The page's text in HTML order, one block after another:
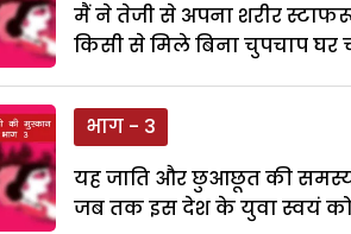
मैं ने तेजी से अपना शरीर
किसी से मिले बिना चुपचाप घर
भाग - 3
यह जाति और छुआछूत की समस्या
जब तक इस देश के युवा स्वयं